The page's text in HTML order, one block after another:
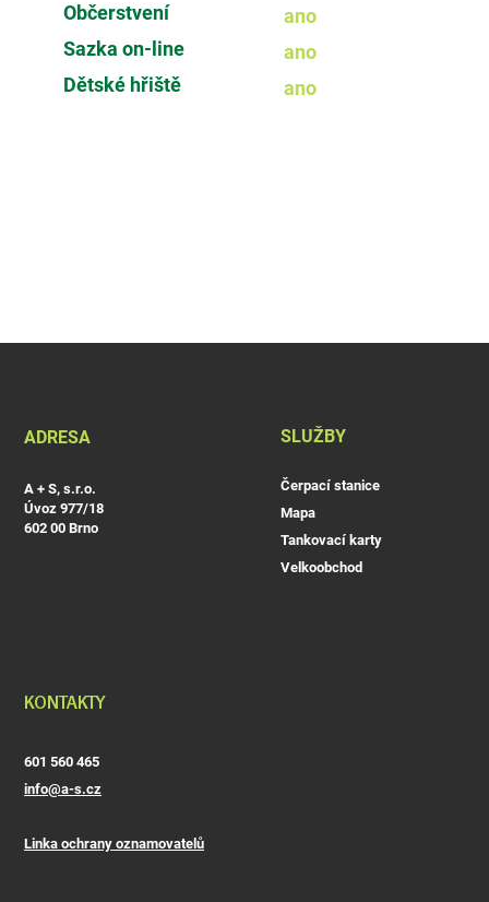
Občerstvení
Sazka on-line
Dětské hřiště
ano
ano
ano
ADRESA
A + S, s.r.o.
Úvoz 977/18
602 00 Brno
KONTAKTY
601 560 465
info@a-s.cz
Linka ochrany oznamovatelů
SLUŽBY
Čerpací stanice
Mapa
Tankovací karty
Velkoobchod